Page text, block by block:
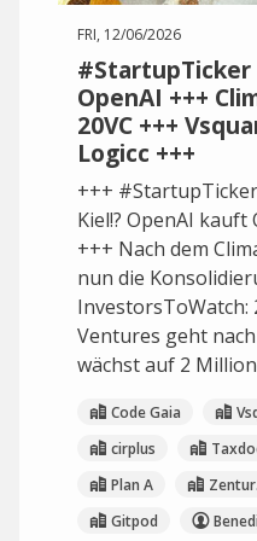
FRI, 12/06/2026
#StartupTicker
OpenAI +++
20VC +++
Logicc +++
+++
Kiel!? OpenAI
+++ Nach dem
nun die
InvestorsToWatch:
Ventures geht
wächst auf 2
Code Gaia
cirplus
Plan A
Gitpod